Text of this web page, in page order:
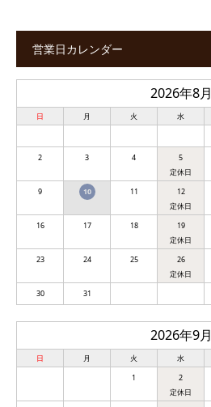
営業日カレンダー
2026年8月
日 月 火 水
2 3 4 5
9 10 11 12
16 17 18 19
23 24 25 26
30 31
2026年9月
日 月 火 水
1
2